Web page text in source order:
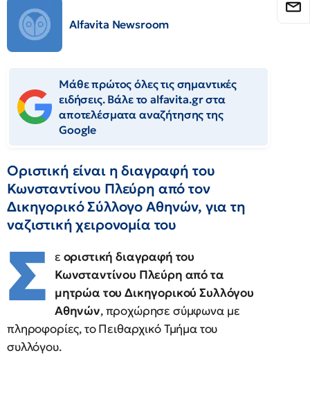
Alfavita Newsroom
Μάθε πρώτος όλες τις σημαντικές
ειδήσεις. Βάλε το alfavita.gr στα
αποτελέσματα αναζήτησης της
Google
Οριστική είναι η διαγραφή του
Κωνσταντίνου Πλεύρη από τον
Δικηγορικό Σύλλογο Αθηνών, για τη
ναζιστική χειρονομία του
Σ ε οριστική διαγραφή του
Κωνσταντίνου Πλεύρη από τα
μητρώα του Δικηγορικού Συλλόγου
Αθηνών, προχώρησε σύμφωνα με
πληροφορίες, το Πειθαρχικό Τμήμα του
συλλόγου.